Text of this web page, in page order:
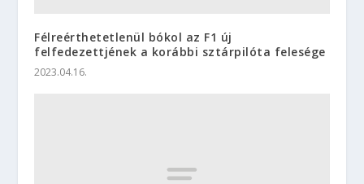
Félreérthetetlenül bókol az F1 új
felfedezettjének a korábbi sztárpilóta felesége
2023.04.16.